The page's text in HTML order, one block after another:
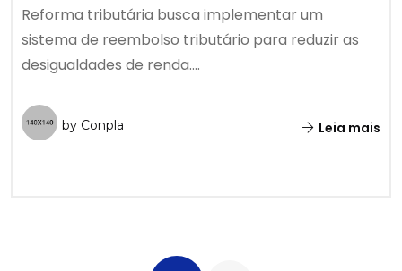
Reforma tributária busca implementar um
sistema de reembolso tributário para reduzir as
desigualdades de renda....
by Conpla Leia mais